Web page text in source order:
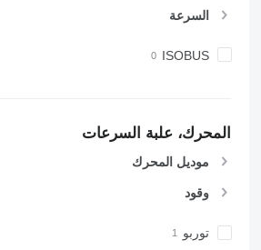
السرعة
ISOBUS
المحرك، علبة السرعات
موديل المحرك
وقود
توربو